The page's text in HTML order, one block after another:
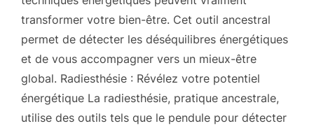
transformer votre bien-être. Cet outil ancestral
permet de détecter les déséquilibres énergétiques
et de vous accompagner vers un mieux-être
global. Radiesthésie : Révélez votre potentiel
énergétique La radiesthésie, pratique ancestrale,
utilise des outils tels que le pendule pour détecter